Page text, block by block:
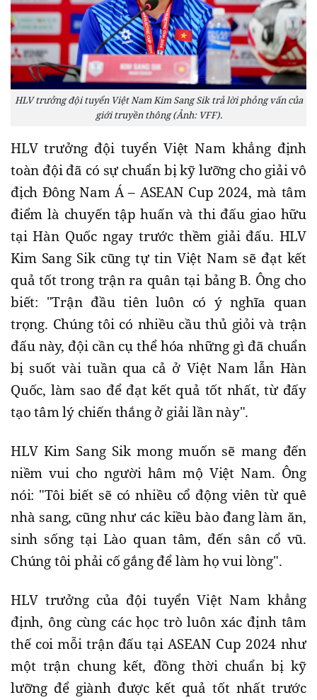
HLV trưởng đội tuyển Việt Nam Kim Sang Sik trả lời phỏng vấn của
giới truyền thông (Ảnh: VFF).
HLV trưởng đội tuyển Việt Nam khẳng định
toàn đội đã có sự chuẩn bị kỹ lưỡng cho giải vô
địch Đông Nam Á – ASEAN Cup 2024, mà tâm
điểm là chuyến tập huấn và thi đấu giao hữu
tại Hàn Quốc ngay trước thềm giải đấu. HLV
Kim Sang Sik cũng tự tin Việt Nam sẽ đạt kết
quả tốt trong trận ra quân tại bảng B. Ông cho
biết: "Trận đầu tiên luôn có ý nghĩa quan
trọng. Chúng tôi có nhiều cầu thủ giỏi và trận
đấu này, đội cần cụ thể hóa những gì đã chuẩn
bị suốt vài tuần qua cả ở Việt Nam lẫn Hàn
Quốc, làm sao để đạt kết quả tốt nhất, từ đấy
tạo tâm lý chiến thắng ở giải lần này".
HLV Kim Sang Sik mong muốn sẽ mang đến
niềm vui cho người hâm mộ Việt Nam. Ông
nói: "Tôi biết sẽ có nhiều cổ động viên từ quê
nhà sang, cũng như các kiều bào đang làm ăn,
sinh sống tại Lào quan tâm, đến sân cổ vũ.
Chúng tôi phải cố gắng để làm họ vui lòng".
HLV trưởng của đội tuyển Việt Nam khẳng
định, ông cùng các học trò luôn xác định tâm
thế coi mỗi trận đấu tại ASEAN Cup 2024 như
một trận chung kết, đồng thời chuẩn bị kỹ
lưỡng để giành được kết quả tốt nhất trước